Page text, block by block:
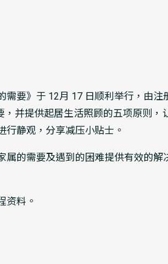
要》于 12月 17 日顺利举行，由
并提供起居生活照顾的五项原则，
行静观，分享减压小贴士。
的需要及遇到的困难提供有效的
资料。